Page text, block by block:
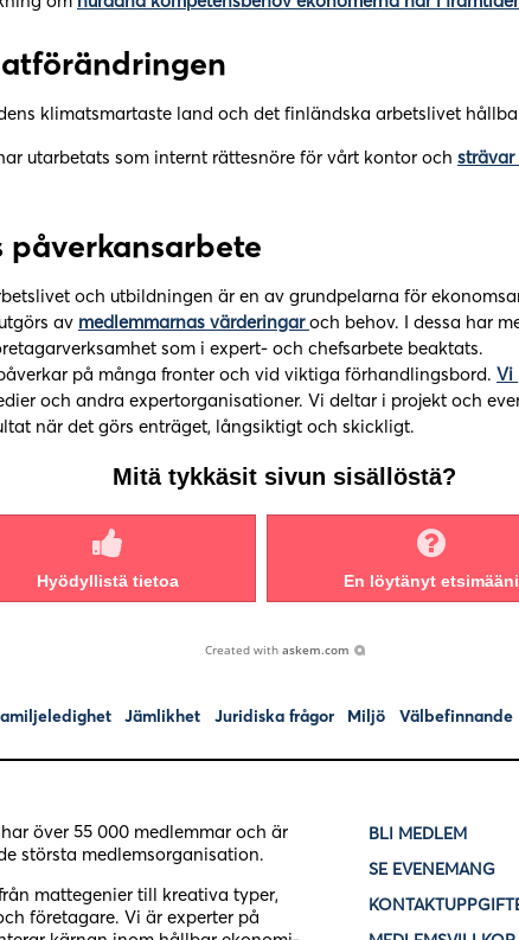
klimatsmartaste land och det finländska arbetslivet
utarbetats som internt rättesnöre för vårt kontor och
påverkansarbete
och utbildningen är en av grundpelarna för
av medlemmarnas värderingaroch behov. I dessa har
som i expert- och chefsarbete beaktats.
på många fronter och vid viktiga förhandlingsbord. Vi
och andra expertorganisationer. Vi deltar i projekt och
när det görs enträget, långsiktigt och skickligt.
Mitä tykkäsit sivun sisällöstä?
Hyödyllistä tietoa En löytänyt etsimääni
Created with askem.com
Jämlikhet Juridiska frågor Miljö Välbefinnande
över 55 000 medlemmar och är
största medlemsorganisation.
mattegenier till kreativa typer,
företagare. Vi är experter på
BLI MEDLEM
SE EVENEMANG